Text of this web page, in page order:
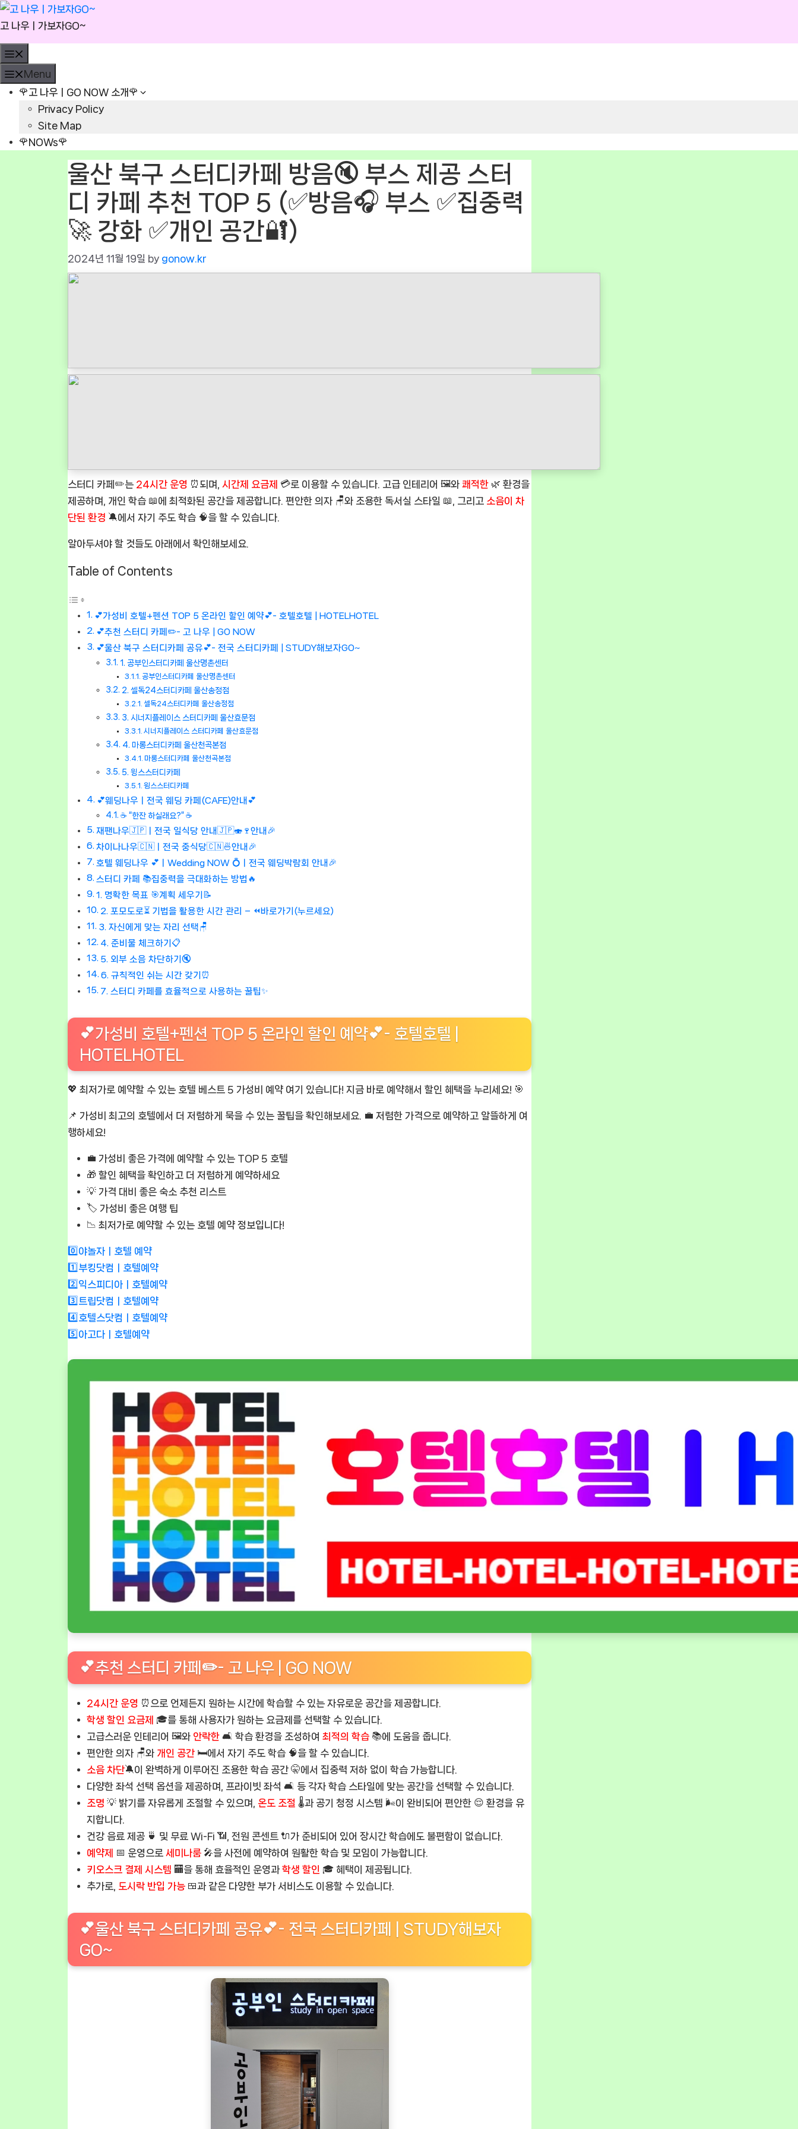
Skip
to
content
고 나우ㅣ가보자GO~
Menu
🌹고 나우ㅣGO NOW 소개🌹
Privacy Policy
Site Map
🌹NOWs🌹
울산 북구 스터디카페 방음🔇 부스 제공 스터
디 카페 추천 TOP 5 (✅방음🎧 부스 ✅집중력
🚀 강화 ✅개인 공간🔐)
2024년 11월 19일 by gonow.kr
스터디 카페✏️는 24시간 운영 ⏰되며, 시간제 요금제 💳로 이용할 수 있습니다. 고급 인테리어 🖼️와 쾌적한 🌿 환경을
제공하며, 개인 학습 📖에 최적화된 공간을 제공합니다. 편안한 의자 🪑와 조용한 독서실 스타일 📖, 그리고 소음이 차
단된 환경 🔕에서 자기 주도 학습 🧠을 할 수 있습니다.
알아두셔야 할 것들도 아래에서 확인해보세요.
Table of Contents
💕가성비 호텔+펜션 TOP 5 온라인 할인 예약💕- 호텔호텔 | HOTELHOTEL
💕추천 스터디 카페✏️- 고 나우 | GO NOW
💕울산 북구 스터디카페 공유💕- 전국 스터디카페 | STUDY해보자GO~
1. 공부인스터디카페 울산명촌센터
공부인스터디카페 울산명촌센터
2. 셀독24스터디카페 울산송정점
셀독24스터디카페 울산송정점
3. 시너지플레이스 스터디카페 울산효문점
시너지플레이스 스터디카페 울산효문점
4. 마롱스터디카페 울산천곡본점
마롱스터디카페 울산천곡본점
5. 윙스스터디카페
윙스스터디카페
💕웨딩나우ㅣ전국 웨딩 카페(CAFE)안내💕
☕ “한잔 하실래요?” ☕
재팬나우🇯🇵ㅣ전국 일식당 안내🇯🇵🍣🍷안내🎉
차이나나우🇨🇳ㅣ전국 중식당🇨🇳🍜안내🎉
호텔 웨딩나우 💕ㅣWedding NOW 💍ㅣ전국 웨딩박람회 안내🎉
스터디 카페 📚집중력을 극대화하는 방법🔥
1. 명확한 목표 🎯계획 세우기📝
2. 포모도로⏳ 기법을 활용한 시간 관리 – ⏪바로가기(누르세요)
3. 자신에게 맞는 자리 선택🪑
4. 준비물 체크하기📋
5. 외부 소음 차단하기🔇
6. 규칙적인 쉬는 시간 갖기⏰
7. 스터디 카페를 효율적으로 사용하는 꿀팁✨
💕가성비 호텔+펜션 TOP 5 온라인 할인 예약💕- 호텔호텔 |
HOTELHOTEL
💖 최저가로 예약할 수 있는 호텔 베스트 5 가성비 예약 여기 있습니다! 지금 바로 예약해서 할인 혜택을 누리세요! 🎯
📌 가성비 최고의 호텔에서 더 저렴하게 묵을 수 있는 꿀팁을 확인해보세요. 💼 저렴한 가격으로 예약하고 알뜰하게 여
행하세요!
💼 가성비 좋은 가격에 예약할 수 있는 TOP 5 호텔
🎁 할인 혜택을 확인하고 더 저렴하게 예약하세요
💡 가격 대비 좋은 숙소 추천 리스트
🏷️ 가성비 좋은 여행 팁
📉 최저가로 예약할 수 있는 호텔 예약 정보입니다!
0️⃣야놀자ㅣ호텔 예약
1️⃣부킹닷컴ㅣ호텔예약
2️⃣익스피디아ㅣ호텔예약
3️⃣트립닷컴ㅣ호텔예약
4️⃣호텔스닷컴ㅣ호텔예약
5️⃣아고다ㅣ호텔예약
💕추천 스터디 카페✏️- 고 나우 | GO NOW
24시간 운영 ⏰으로 언제든지 원하는 시간에 학습할 수 있는 자유로운 공간을 제공합니다.
학생 할인 요금제 🎓를 통해 사용자가 원하는 요금제를 선택할 수 있습니다.
고급스러운 인테리어 🖼️와 안락한 🛋️ 학습 환경을 조성하여 최적의 학습 📚에 도움을 줍니다.
편안한 의자 🪑와 개인 공간 🛏️에서 자기 주도 학습 🧠을 할 수 있습니다.
소음 차단🔕이 완벽하게 이루어진 조용한 학습 공간 🤫에서 집중력 저하 없이 학습 가능합니다.
다양한 좌석 선택 옵션을 제공하며, 프라이빗 좌석 🛋️ 등 각자 학습 스타일에 맞는 공간을 선택할 수 있습니다.
조명 💡 밝기를 자유롭게 조절할 수 있으며, 온도 조절 🌡️과 공기 청정 시스템 🌬️이 완비되어 편안한 😌 환경을 유
지합니다.
건강 음료 제공 🍵 및 무료 Wi-Fi 📶, 전원 콘센트 🔌가 준비되어 있어 장시간 학습에도 불편함이 없습니다.
예약제 📅 운영으로 세미나룸 🎤을 사전에 예약하여 원활한 학습 및 모임이 가능합니다.
키오스크 결제 시스템 🏧을 통해 효율적인 운영과학생 할인 🎓 혜택이 제공됩니다.
추가로, 도시락 반입 가능 🍱과 같은 다양한 부가 서비스도 이용할 수 있습니다.
💕울산 북구 스터디카페 공유💕- 전국 스터디카페 | STUDY해보자
GO~